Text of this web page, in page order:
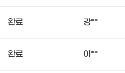
완료 강**
완료 이**